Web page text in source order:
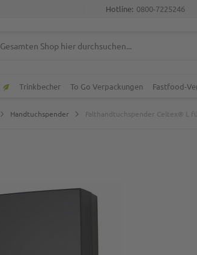
Hotline: 0800-7225246
Trinkbecher To Go Verpackungen Fastfood-
Handtuchspender Falthandtuchspender Celtex® L